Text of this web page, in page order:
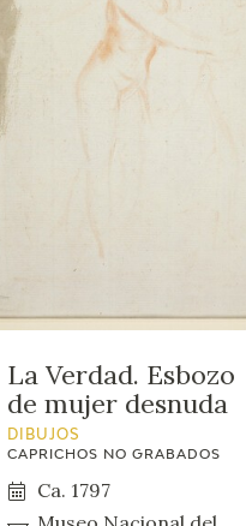
La Verdad. Esbozo
de mujer desnuda
DIBUJOS
CAPRICHOS NO GRABADOS
Ca. 1797